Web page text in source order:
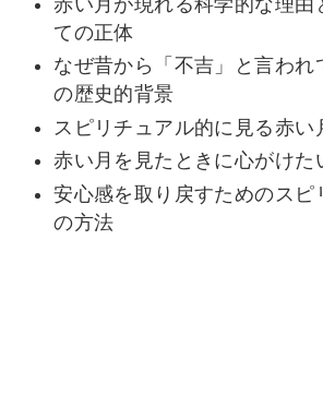
ての正体
なぜ昔から「不吉」と言われ
の歴史的背景
スピリチュアル的に見る赤い
赤い月を見たときに心がけた
安心感を取り戻すためのスピ
の方法